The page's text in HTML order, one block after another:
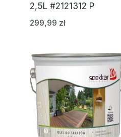
2,5L #2121312 P
299,99 zł